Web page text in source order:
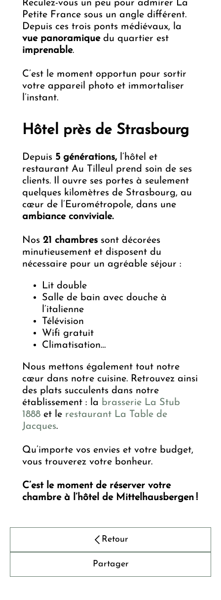
Reculez-vous un peu pour admirer La
Petite France sous un angle différent.
Depuis ces trois ponts médiévaux, la
vue panoramiquedu quartier est
imprenable.
C’est le moment opportun pour sortir
votre appareil photo et immortaliser
l’instant.
Hôtel près de Strasbourg
Depuis 5 générations,l’hôtel et
restaurant Au Tilleul prend soin de ses
clients. Il ouvre ses portes à seulement
quelques kilomètres de Strasbourg, au
cœur de l’Eurométropole, dans une
ambiance conviviale.
Nos 21 chambres sont décorées
minutieusement et disposent du
nécessaire pour un agréable séjour :
Lit double
Salle de bain avec douche à
l’italienne
Télévision
Wifi gratuit
Climatisation…
Nous mettons également tout notre
cœur dans notre cuisine. Retrouvez ainsi
des plats succulents dans notre
établissement : la brasserie La Stub
1888 et le restaurant La Table de
Jacques.
Qu’importe vos envies et votre budget,
vous trouverez votre bonheur.
C’est le moment de réserver votre
chambre à l’hôtel de Mittelhausbergen !
Retour
Partager